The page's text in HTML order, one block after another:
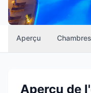
Aperçu Chambres
Aperçu de